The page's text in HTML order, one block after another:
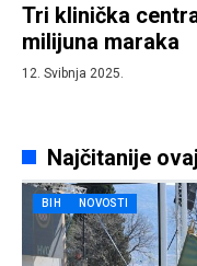
Tri klinička
milijuna maraka
12. Svibnja 2025.
Najčitanije
BIH NOVOSTI